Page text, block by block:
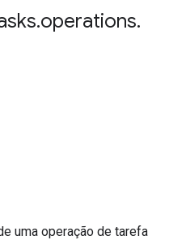
.operations.
uma operação de tarefa